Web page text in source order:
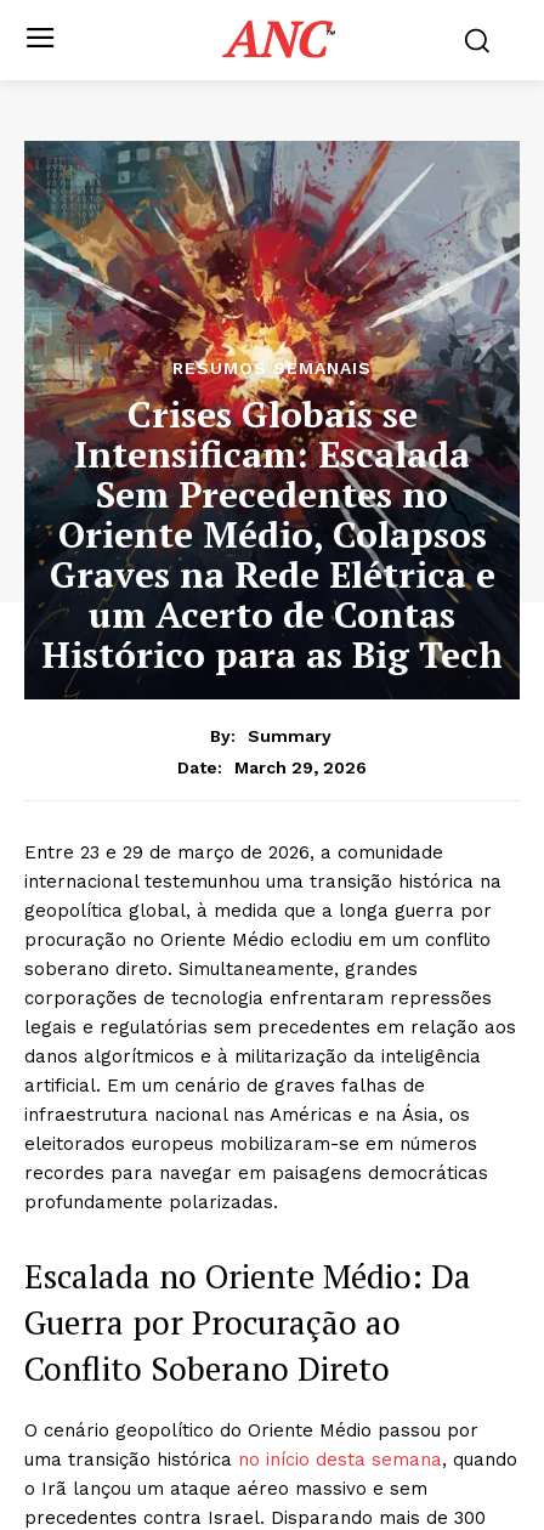
ANC™
RESUMOS SEMANAIS
Crises Globais se
Intensificam: Escalada
Sem Precedentes no
Oriente Médio, Colapsos
Graves na Rede Elétrica e
um Acerto de Contas
Histórico para as Big Tech
By:
Summary
Date:
March 29, 2026
Entre 23 e 29 de março de 2026, a comunidade
internacional testemunhou uma transição histórica na
geopolítica global, à medida que a longa guerra por
procuração no Oriente Médio eclodiu em um conflito
soberano direto. Simultaneamente, grandes
corporações de tecnologia enfrentaram repressões
legais e regulatórias sem precedentes em relação aos
danos algorítmicos e à militarização da inteligência
artificial. Em um cenário de graves falhas de
infraestrutura nacional nas Américas e na Ásia, os
eleitorados europeus mobilizaram-se em números
recordes para navegar em paisagens democráticas
profundamente polarizadas.
Escalada no Oriente Médio: Da
Guerra por Procuração ao
Conflito Soberano Direto
O cenário geopolítico do Oriente Médio passou por
uma transição histórica no início desta semana, quando
o Irã lançou um ataque aéreo massivo e sem
precedentes contra Israel. Disparando mais de 300